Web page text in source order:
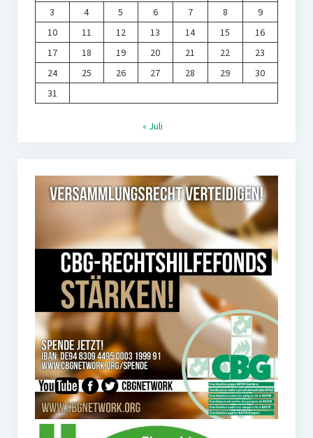
3 4 5 6 7 8
9
10
11 12 13 14 15
16
17
18 19 20 21 22
23
24
25 26 27 28 29
30
31
« Juli